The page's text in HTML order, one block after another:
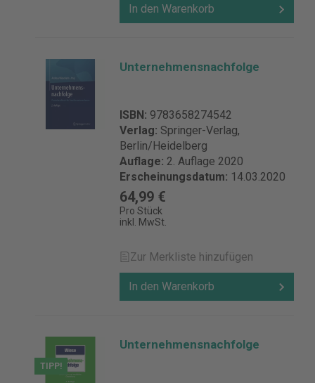
In den Warenkorb
Unternehmensnachfolge
ISBN: 9783658274542
Verlag: Springer-Verlag,
Berlin/Heidelberg
Auflage: 2. Auflage 2020
Erscheinungsdatum: 14.03.2020
64,99 €
Pro Stück
inkl. MwSt.
Zur Merkliste hinzufügen
In den Warenkorb
TIPP!
Unternehmensnachfolge